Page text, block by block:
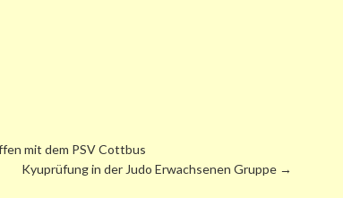
mit dem PSV Cottbus
Kyuprüfung in der Judo Erwachsenen Gruppe →